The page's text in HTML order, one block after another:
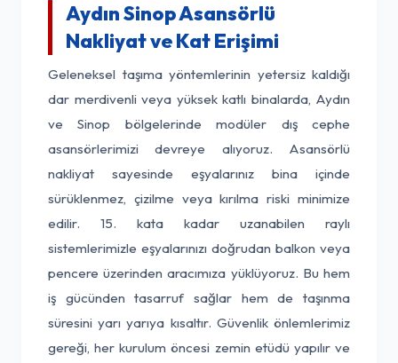
Aydın Sinop Asansörlü
Nakliyat ve Kat Erişimi
Geleneksel taşıma yöntemlerinin yetersiz kaldığı
dar merdivenli veya yüksek katlı binalarda, Aydın
ve Sinop bölgelerinde modüler dış cephe
asansörlerimizi devreye alıyoruz. Asansörlü
nakliyat sayesinde eşyalarınız bina içinde
sürüklenmez, çizilme veya kırılma riski minimize
edilir. 15. kata kadar uzanabilen raylı
sistemlerimizle eşyalarınızı doğrudan balkon veya
pencere üzerinden aracımıza yüklüyoruz. Bu hem
iş gücünden tasarruf sağlar hem de taşınma
süresini yarı yarıya kısaltır. Güvenlik önlemlerimiz
gereği, her kurulum öncesi zemin etüdü yapılır ve